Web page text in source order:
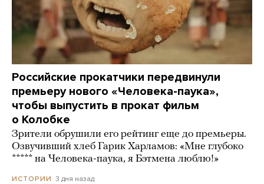
Российские прокатчики передвинули
премьеру нового «Человека-паука»,
чтобы выпустить в прокат фильм
о Колобке
Зрители обрушили его рейтинг еще до премьеры.
Озвучивший хлеб Гарик Харламов: «Мне глубоко
***** на Человека-паука, я Бэтмена люблю!»
ИСТОРИИ 3 дня назад